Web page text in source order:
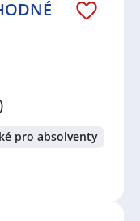
pro absolventy